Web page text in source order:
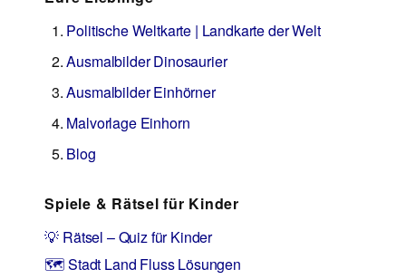
Politische Weltkarte | Landkarte der Welt
Ausmalbilder Dinosaurier
Ausmalbilder Einhörner
Malvorlage Einhorn
Blog
Spiele & Rätsel für Kinder
💡 Rätsel – Quiz für Kinder
🗺️ Stadt Land Fluss Lösungen